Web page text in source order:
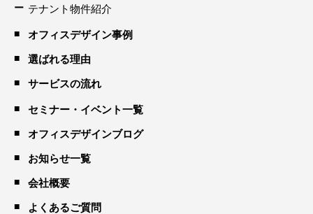
テナント物件紹介
オフィスデザイン事例
選ばれる理由
サービスの流れ
セミナー・イベント一覧
オフィスデザインブログ
お知らせ一覧
会社概要
よくあるご質問